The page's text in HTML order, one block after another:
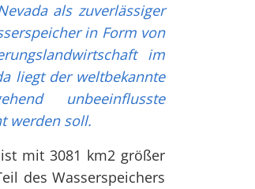
als zuverlässiger
in Form von
im
liegt der weltbekannte
unbeeinflusste
werden soll.
mit 3081 km2 größer
des Wasserspeichers